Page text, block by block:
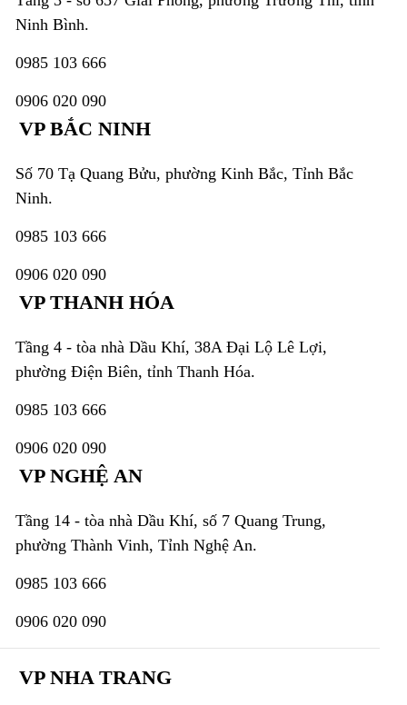
Ninh Bình.
0985 103 666
0906 020 090
VP BẮC NINH
Số 70 Tạ Quang Bửu, phường Kinh Bắc, Tỉnh Bắc
Ninh.
0985 103 666
0906 020 090
VP THANH HÓA
Tầng 4 - tòa nhà Dầu Khí, 38A Đại Lộ Lê Lợi,
phường Điện Biên, tỉnh Thanh Hóa.
0985 103 666
0906 020 090
VP NGHỆ AN
Tầng 14 - tòa nhà Dầu Khí, số 7 Quang Trung,
phường Thành Vinh, Tỉnh Nghệ An.
0985 103 666
0906 020 090
VP NHA TRANG